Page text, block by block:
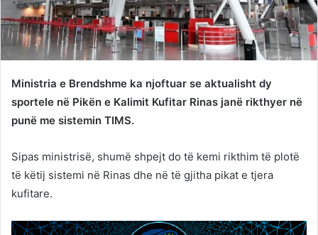
Ministria e Brendshme ka njoftuar se aktualisht dy
sportele në Pikën e Kalimit Kufitar Rinas janë rikthyer në
punë me sistemin TIMS.
Sipas ministrisë, shumë shpejt do të kemi rikthim të plotë
të këtij sistemi në Rinas dhe në të gjitha pikat e tjera
kufitare.